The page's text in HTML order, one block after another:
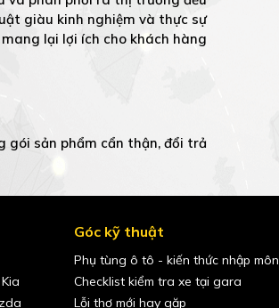
giàu kinh nghiệm và thực sự
mang lại lợi ích cho khách hàng
gói sản phẩm cẩn thận, đổi trả
Góc kỹ thuật
Phụ tùng ô tô - kiến thức nhập môn
Checklist kiểm tra xe tại gara
Lỗi thợ mới hay gặp